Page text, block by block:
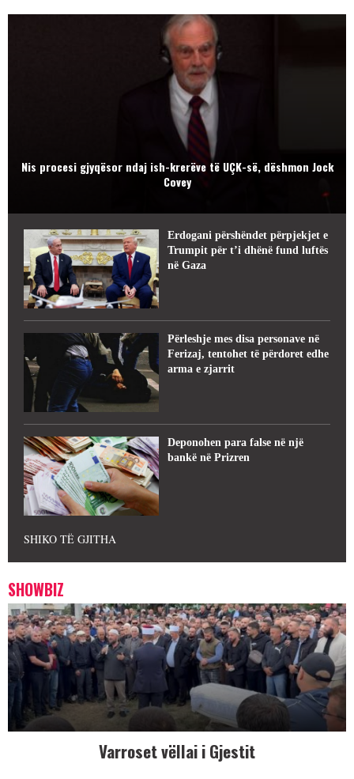
Nis procesi gjyqësor ndaj ish-krerëve të UÇK-së, dëshmon Jock
Covey
Erdogani përshëndet përpjekjet e
Trumpit për t’i dhënë fund luftës
në Gaza
Përleshje mes disa personave në
Ferizaj, tentohet të përdoret edhe
arma e zjarrit
Deponohen para false në një
bankë në Prizren
SHIKO TË GJITHA
SHOWBIZ
Varroset vëllai i Gjestit